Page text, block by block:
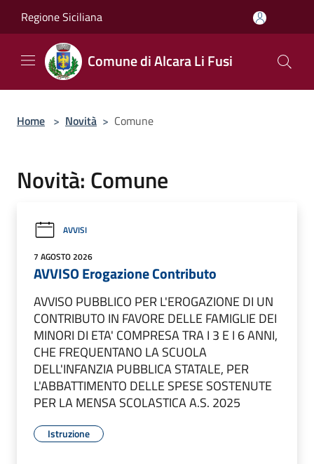
Regione Siciliana
Comune di Alcara Li Fusi
Home > Novità > Comune
Novità: Comune
AVVISI
7 AGOSTO 2026
AVVISO Erogazione Contributo
AVVISO PUBBLICO PER L'EROGAZIONE DI UN
CONTRIBUTO IN FAVORE DELLE FAMIGLIE DEI
MINORI DI ETA' COMPRESA TRA I 3 E I 6 ANNI,
CHE FREQUENTANO LA SCUOLA
DELL'INFANZIA PUBBLICA STATALE, PER
L'ABBATTIMENTO DELLE SPESE SOSTENUTE
PER LA MENSA SCOLASTICA A.S. 2025
Istruzione